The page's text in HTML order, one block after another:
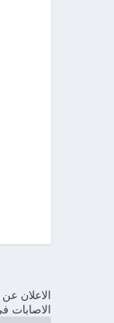
الاصابات